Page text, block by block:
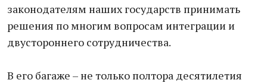
законодателям наших государств принимать
решения по многим вопросам интеграции и
двустороннего сотрудничества.
В его багаже – не только полтора десятилетия